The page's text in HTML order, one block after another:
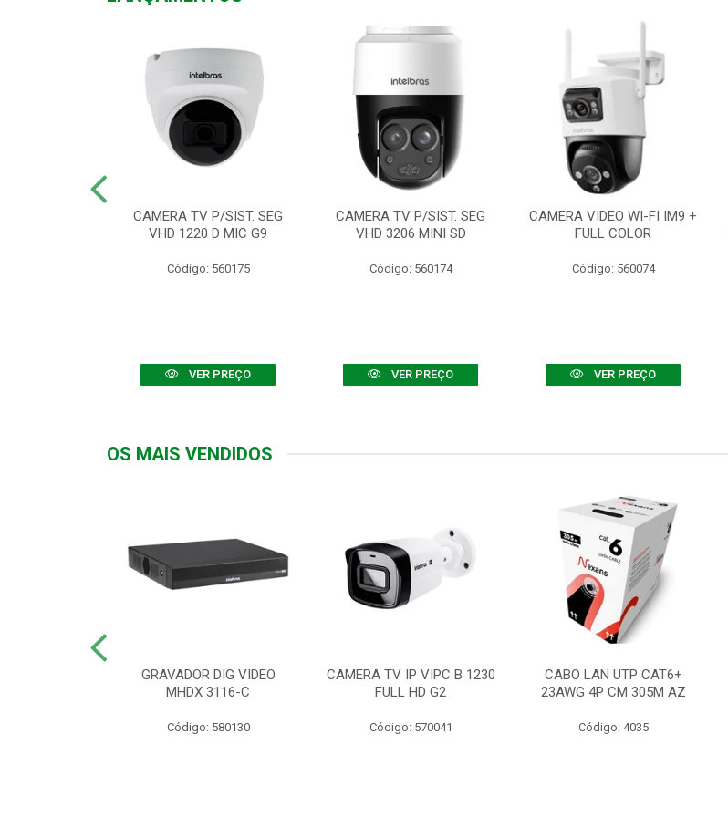
CAMERA TV P/SIST. SEG
VHD 1220 D MIC G9
Código: 560175
VER PREÇO
CAMERA TV P/SIST. SEG
VHD 3206 MINI SD
Código: 560174
VER PREÇO
CAMERA VIDEO WI-FI IM9 +
FULL COLOR
Código: 560074
VER PREÇO
OS MAIS VENDIDOS
GRAVADOR DIG VIDEO
MHDX 3116-C
Código: 580130
CAMERA TV IP VIPC B 1230
FULL HD G2
Código: 570041
CABO LAN UTP CAT6+
23AWG 4P CM 305M AZ
Código: 4035